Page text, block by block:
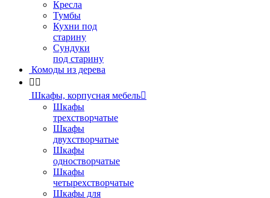
Кресла
Тумбы
Кухни под
старину
Сундуки
под старину
Комоды из дерева
 
Шкафы, корпусная мебель
Шкафы
трехстворчатые
Шкафы
двухстворчатые
Шкафы
одностворчатые
Шкафы
четырехстворчатые
Шкафы для